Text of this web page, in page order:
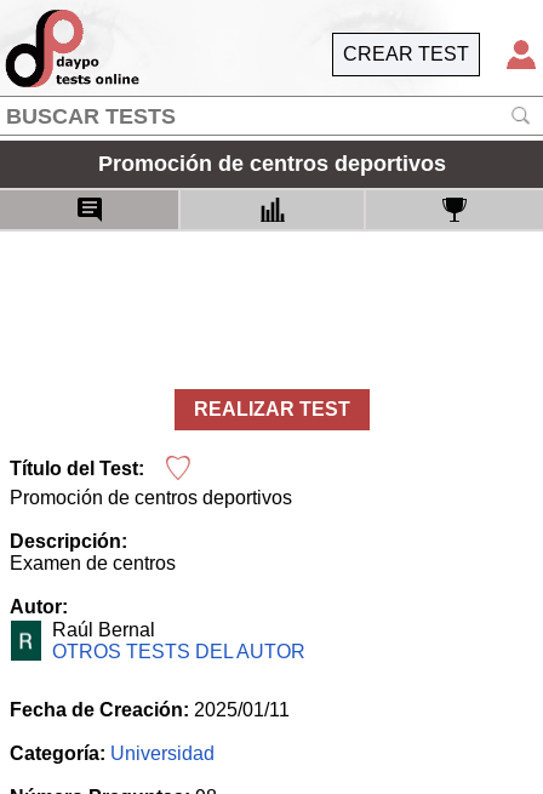
CREAR TEST
Promoción de centros deportivos
REALIZAR TEST
Título del Test:
Promoción de centros deportivos
Descripción:
Examen de centros
Autor:
Raúl Bernal
OTROS TESTS DEL AUTOR
Fecha de Creación: 2025/01/11
Categoría: Universidad